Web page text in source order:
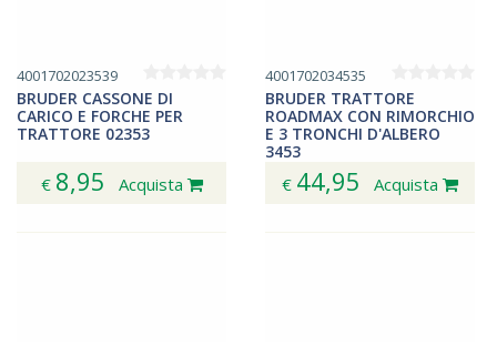
4001702023539
BRUDER CASSONE DI
CARICO E FORCHE PER
TRATTORE 02353
€ 8,95 Acquista
4001702034535
BRUDER TRATTORE
ROADMAX CON RIMORCHIO
E 3 TRONCHI D'ALBERO
3453
€ 44,95 Acquista